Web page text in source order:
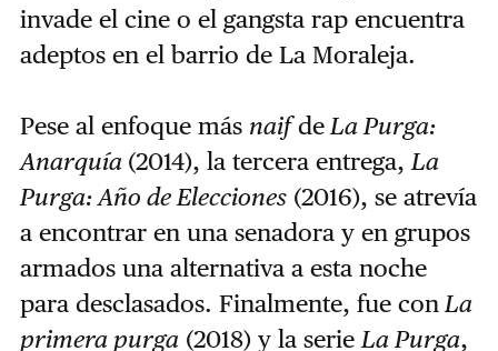
invade el cine o el gangsta rap encuentra
adeptos en el barrio de La Moraleja.
Pese al enfoque más naifdeLa Purga:
Anarquía (2014), la tercera entrega, La
Purga: Año de Elecciones(2016), se atrevía
a encontrar en una senadora y en grupos
armados una alternativa a esta noche
para desclasados. Finalmente, fue con La
primera purga(2018) y la serie La Purga,